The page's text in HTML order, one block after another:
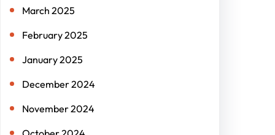
March 2025
February 2025
January 2025
December 2024
November 2024